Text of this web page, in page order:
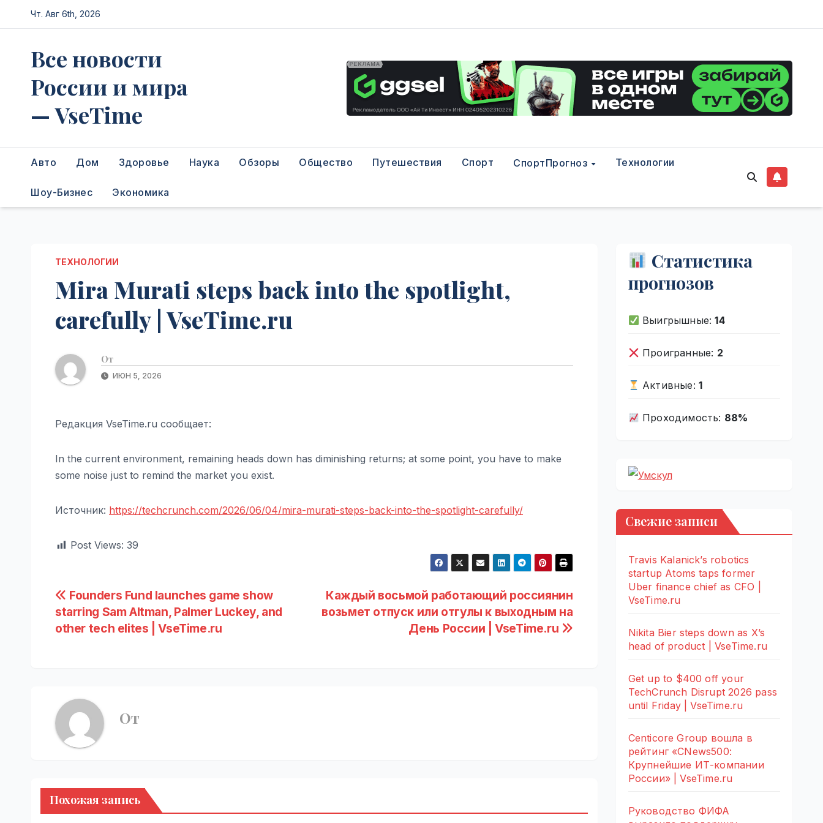
Перейти
к
Чт. Авг 6th, 2026
Все новости
России и мира
— VseTime
Авто Дом Здоровье Наука Обзоры Общество Путешествия Спорт СпортПрогноз Технологии
Шоу-Бизнес Экономика
ТЕХНОЛОГИИ
Mira Murati steps back into the spotlight,
carefully | VseTime.ru
От
ИЮН 5, 2026
Редакция VseTime.ru сообщает:
In the current environment, remaining heads down has diminishing returns; at some point, you have to make
some noise just to remind the market you exist.
Источник: https://techcrunch.com/2026/06/04/mira-murati-steps-back-into-the-spotlight-carefully/
Post Views: 39
Навигация
по
Каждый восьмой работающий россиянин
возьмет отпуск или отгулы к выходным на
День России | VseTime.ru
Founders Fund launches game show
starring Sam Altman, Palmer Luckey, and
other tech elites | VseTime.ru
От
Похожая запись
Статистика
прогнозов
Выигрышные:14
Проигранные: 2
Активные: 1
Проходимость: 88%
Свежие записи
Travis Kalanick’s robotics
startup Atoms taps former
Uber finance chief as CFO |
VseTime.ru
Nikita Bier steps down as X’s
head of product | VseTime.ru
Get up to $400 off your
TechCrunch Disrupt 2026 pass
until Friday | VseTime.ru
Centicore Group вошла в
рейтинг «CNews500:
Крупнейшие ИТ-компании
России» | VseTime.ru
Руководство ФИФА